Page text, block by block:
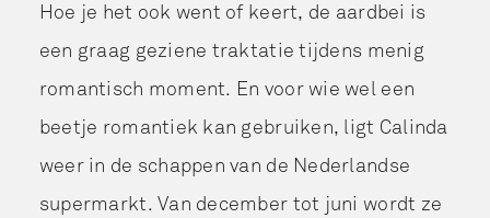
Hoe je het ook went of keert, de aardbei is
een graag geziene traktatie tijdens menig
romantisch moment. En voor wie wel een
beetje romantiek kan gebruiken, ligt Calinda
weer in de schappen van de Nederlandse
supermarkt. Van december tot juni wordt ze